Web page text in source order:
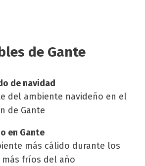
de Gante
de navi­dad
del ambiente navideño en el
de Gante
en Gan­te
más cálido durante los
más fríos del año